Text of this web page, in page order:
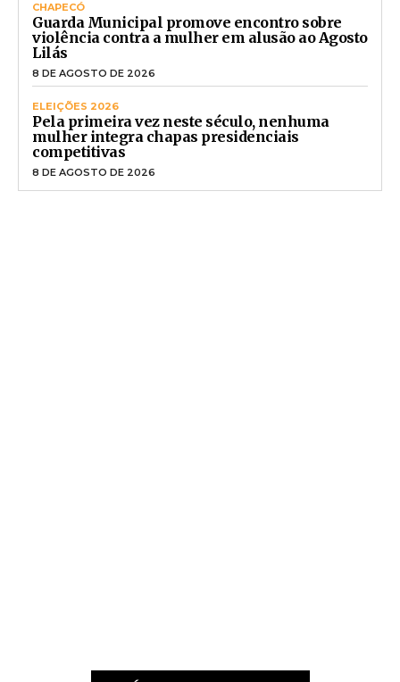
CHAPECÓ
Guarda Municipal promove encontro sobre
violência contra a mulher em alusão ao Agosto
Lilás
8 DE AGOSTO DE 2026
ELEIÇÕES 2026
Pela primeira vez neste século, nenhuma
mulher integra chapas presidenciais
competitivas
8 DE AGOSTO DE 2026